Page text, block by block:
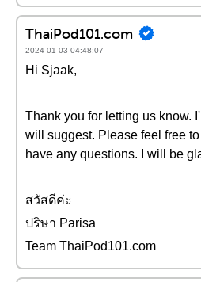
ThaiPod101.com
2024-01-03 04:48:07
Hi Sjaak,
Thank you for letting us know.
will suggest. Please feel free
have any questions. I will be
สวัสดีค่ะ
ปริษา Parisa
Team ThaiPod101.com